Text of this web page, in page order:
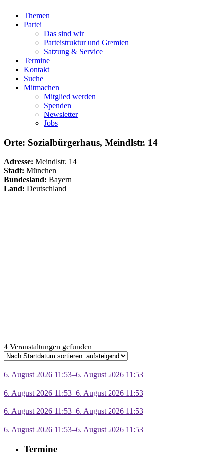
Themen
Partei
Das sind wir
Parteistruktur und Gremien
Satzung & Service
Termine
Kontakt
Suche
Mitmachen
Mitglied werden
Spenden
Newsletter
Jobs
Orte: Sozialbürgerhaus, Meindlstr. 14
Adresse: Meindlstr. 14
Stadt: München
Bundesland: Bayern
Land: Deutschland
4 Veranstaltungen gefunden
6. August 2026 11:53–6. August 2026 11:53
6. August 2026 11:53–6. August 2026 11:53
6. August 2026 11:53–6. August 2026 11:53
6. August 2026 11:53–6. August 2026 11:53
Termine